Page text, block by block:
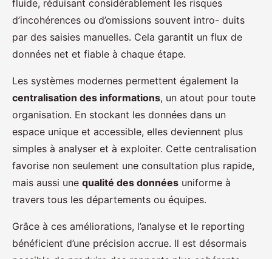
fluide, réduisant considérablement les risques
d’incohérences ou d’omissions souvent intro- duits
par des saisies manuelles. Cela garantit un flux de
données net et fiable à chaque étape.
Les systèmes modernes permettent également la
centralisation des informations, un atout pour toute
organisation. En stockant les données dans un
espace unique et accessible, elles deviennent plus
simples à analyser et à exploiter. Cette centralisation
favorise non seulement une consultation plus rapide,
mais aussi une qualité des données uniforme à
travers tous les départements ou équipes.
Grâce à ces améliorations, l’analyse et le reporting
bénéficient d’une précision accrue. Il est désormais